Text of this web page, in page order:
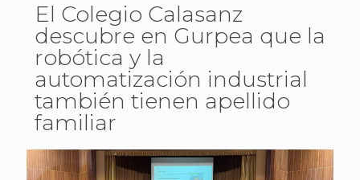
El Colegio Calasanz
descubre en Gurpea que la
robótica y la
automatización industrial
también tienen apellido
familiar